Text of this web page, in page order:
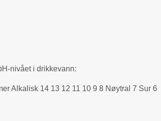
nivået i drikkevann:
Alkalisk 14 13 12 11 10 9 8 Nøytral 7 Sur 6